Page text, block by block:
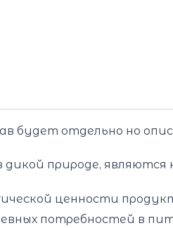
будет отдельно но
дикой природе,
ценности
потребностей в